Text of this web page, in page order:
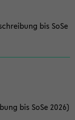
bis SoSe
bis SoSe 2026)